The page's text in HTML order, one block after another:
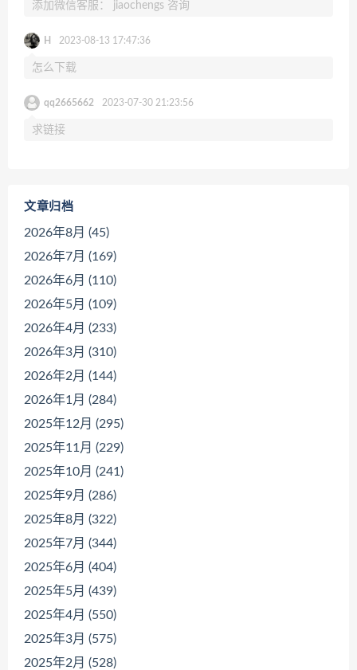
添加微信客服： jiaochengs 咨询
H 2023-08-13 17:47:36
怎么下载
qq2665662 2023-07-30 21:23:56
求链接
文章归档
2026年8月 (45)
2026年7月 (169)
2026年6月 (110)
2026年5月 (109)
2026年4月 (233)
2026年3月 (310)
2026年2月 (144)
2026年1月 (284)
2025年12月 (295)
2025年11月 (229)
2025年10月 (241)
2025年9月 (286)
2025年8月 (322)
2025年7月 (344)
2025年6月 (404)
2025年5月 (439)
2025年4月 (550)
2025年3月 (575)
2025年2月 (528)